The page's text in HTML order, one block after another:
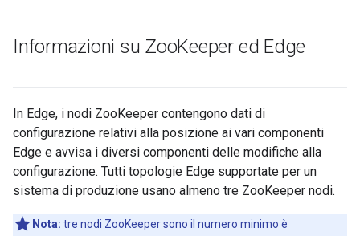
Informazioni su ZooKeeper ed Edge
In Edge, i nodi ZooKeeper contengono dati di
configurazione relativi alla posizione ai vari componenti
Edge e avvisa i diversi componenti delle modifiche alla
configurazione. Tutti topologie Edge supportate per un
sistema di produzione usano almeno tre ZooKeeper nodi.
Nota: tre nodi ZooKeeper sono il numero minimo è